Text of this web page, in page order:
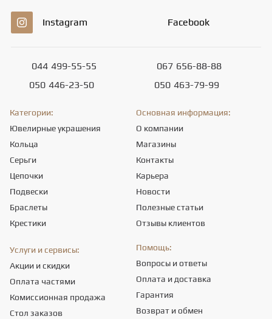
Instagram Facebook
044 499-55-55
050 446-23-50
067 656-88-88
050 463-79-99
Категории:
Ювелирные украшения
Кольца
Серьги
Цепочки
Подвески
Браслеты
Крестики
Основная информация:
О компании
Магазины
Контакты
Карьера
Новости
Полезные статьи
Отзывы клиентов
Услуги и сервисы:
Акции и скидки
Оплата частями
Комиссионная продажа
Стол заказов
Помощь:
Вопросы и ответы
Оплата и доставка
Гарантия
Возврат и обмен